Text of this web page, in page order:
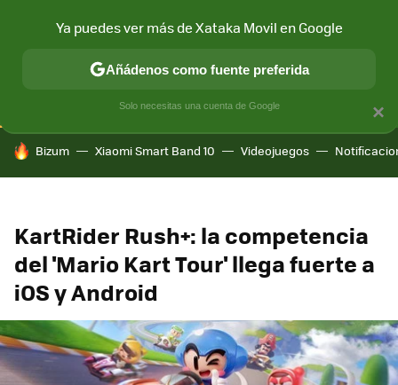
CONECTIVIDAD MÓVIL Y SOCIEDAD APLICACIONES
HOY SE HABLA DE
Bizum Xiaomi Smart Band 10 Videojuegos
KartRider Rush+: la competencia
del 'Mario Kart Tour' llega fuerte a
iOS y Android
×
Ya puedes ver más de Xataka Movil en Google
Añádenos como fuente preferida
Solo necesitas una cuenta de Google